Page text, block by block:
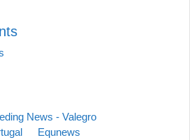
News - Valegro
Equnews